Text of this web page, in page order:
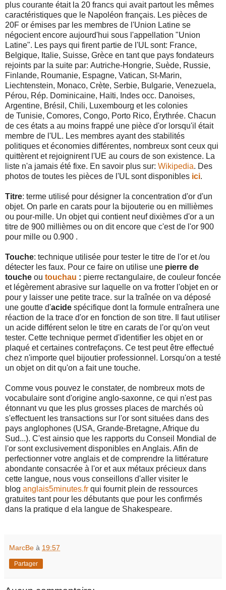
plus courante était la 20 francs qui avait partout les mêmes
caractéristiques que le Napoléon français. Les pièces de
20F or émises par les membres de l'Union Latine se
négocient encore aujourd'hui sous l'appellation "Union
Latine". Les pays qui firent partie de l'UL sont: France,
Belgique, Italie, Suisse, Grèce en tant que pays fondateurs
rejoints par la suite par: Autriche-Hongrie, Suède, Russie,
Finlande, Roumanie, Espagne, Vatican, St-Marin,
Liechtenstein, Monaco, Crète, Serbie, Bulgarie, Venezuela,
Pérou, Rép. Dominicaine, Haïti, Indes occ. Danoises,
Argentine, Brésil, Chili, Luxembourg et les colonies
de Tunisie, Comores, Congo, Porto Rico, Érythrée. Chacun
de ces états a au moins frappé une pièce d'or lorsqu'il était
membre de l'UL. Les membres ayant des stabilités
politiques et économies différentes, nombreux sont ceux qui
quittèrent et rejoignirent l'UE au cours de son existence. La
liste n'a jamais été fixe. En savoir plus sur: Wikipedia. Des
photos de toutes les pièces de l'UL sont disponibles ici.
Titre: terme utilisé pour désigner la concentration d'or d'un
objet. On parle en carats pour la bijouterie ou en millièmes
ou pour-mille. Un objet qui contient neuf dixièmes d'or a un
titre de 900 millièmes ou on dit encore que c'est de l'or 900
pour mille ou 0.900 .
Touche: technique utilisée pour tester le titre de l'or et /ou
détecter les faux. Pour ce faire on utilise une pierre de
touche ou touchau : pierre rectangulaire, de couleur foncée
et légèrement abrasive sur laquelle on va frotter l'objet en or
pour y laisser une petite trace. sur la traînée on va déposé
une goutte d'acide spécifique dont la formule entraînera une
réaction de la trace d'or en fonction de son titre. Il faut utiliser
un acide différent selon le titre en carats de l'or qu'on veut
tester. Cette technique permet d'identifier les objet en or
plaqué et certaines contrefaçons. Ce test peut être effectué
chez n'importe quel bijoutier professionnel. Lorsqu'on a testé
un objet on dit qu'on a fait une touche.
Comme vous pouvez le constater, de nombreux mots de
vocabulaire sont d'origine anglo-saxonne, ce qui n'est pas
étonnant vu que les plus grosses places de marchés où
s'effectuent les transactions sur l'or sont situées dans des
pays anglophones (USA, Grande-Bretagne, Afrique du
Sud...). C'est ainsio que les rapports du Conseil Mondial de
l'or sont exclusivement disponibles en Anglais. Afin de
perfectionner votre anglais et de comprendre la littérature
abondante consacrée à l'or et aux métaux précieux dans
cette langue, nous vous conseillons d'aller visiter le
blog anglais5minutes.fr qui fournit plein de ressources
gratuites tant pour les débutants que pour les confirmés
dans la pratique d ela langue de Shakespeare.
MarcBe à 19:57
Partager